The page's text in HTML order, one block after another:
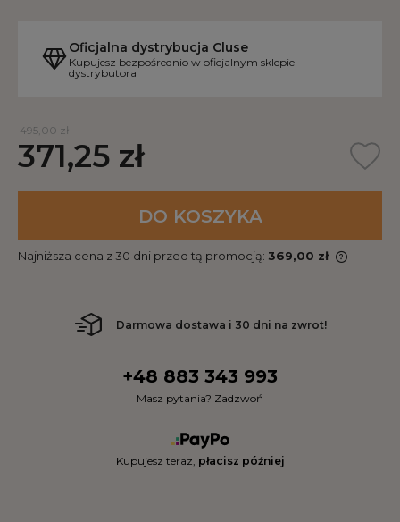
Oficjalna dystrybucja Cluse
Kupujesz bezpośrednio w oficjalnym sklepie
dystrybutora
495,00 zł
371,25 zł
DO KOSZYKA
Najniższa cena z 30 dni przed tą promocją: 369,00 zł
Darmowa dostawa i 30 dni na zwrot!
+48 883 343 993
Masz pytania? Zadzwoń
Kupujesz teraz, płacisz później